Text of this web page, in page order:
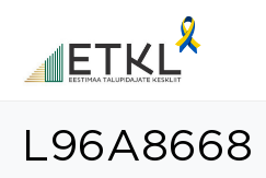
L96A8668